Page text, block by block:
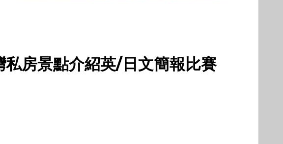
房景點介紹英/日文簡報比賽